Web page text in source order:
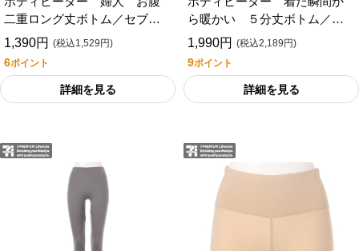
二重ロング丈ボトム／セブン
プレミアムライフスタイル
1,390円 (税込1,529円)
6ポイント
詳細を見る
ら暖かい ５分丈ボトム／セ
ブンプレミアムライフスタイ
1,990円 (税込2,189円)
9ポイント
詳細を見る